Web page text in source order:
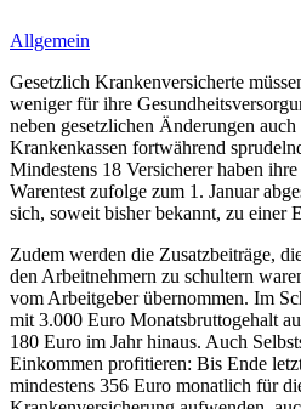
Allgemein
Gesetzlich Krankenversicherte
weniger für ihre
neben gesetzlichen Änderungen
Krankenkassen fortwährend
Mindestens 18 Versicherer haben
Warentest zufolge zum 1. Januar
sich, soweit bisher bekannt, zu einer
Zudem werden die Zusatzbeiträge,
den Arbeitnehmern zu schultern
vom Arbeitgeber übernommen. Im
mit 3.000 Euro Monatsbruttogehalt
180 Euro im Jahr hinaus. Auch
Einkommen profitieren: Bis Ende
mindestens 356 Euro monatlich für